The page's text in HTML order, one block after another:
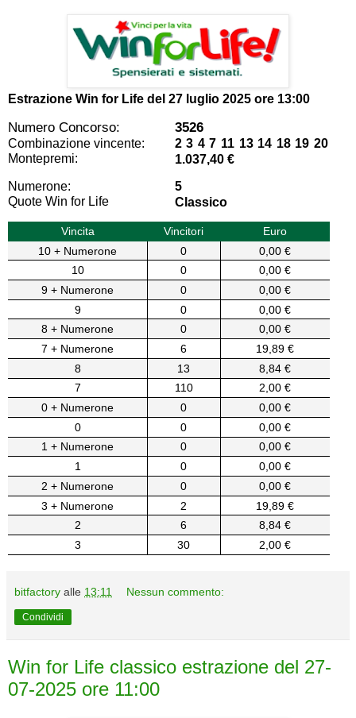
Estrazione Win for Life del 27 luglio 2025 ore 13:00
Numero Concorso: 3526
Combinazione vincente:
2 3 4 7 11 13 14 18 19 20
Montepremi:
1.037,40 €
Numerone:
5
Quote Win for Life
Classico
Vincita Vincitori
Euro
10 + Numerone
0
0,00 €
10
0
0,00 €
9 + Numerone
0
0,00 €
9
0
0,00 €
8 + Numerone
0
0,00 €
7 + Numerone
6
19,89 €
8
13
8,84 €
7
110
2,00 €
0 + Numerone
0
0,00 €
0
0
0,00 €
1 + Numerone
0
0,00 €
1
0
0,00 €
2 + Numerone
0
0,00 €
3 + Numerone
2
19,89 €
2
6
8,84 €
3
30 2,00 €
bitfactory alle 13:11 Nessun commento:
Condividi
Win for Life classico estrazione del 27-
07-2025 ore 11:00